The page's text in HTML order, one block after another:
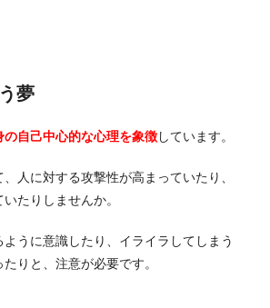
夢
の自己中心的な心理を象徴しています。
人に対する攻撃性が高まっていたり、
たりしませんか。
うに意識したり、イライラしてしまう
りと、注意が必要です。